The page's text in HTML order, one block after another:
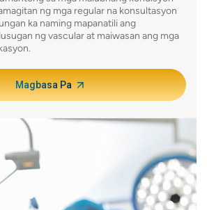
Ang
at mga
walang
ng mga regular na konsultasyon
ka naming mapanatili ang
ng vascular at maiwasan ang mga
Magbasa Pa